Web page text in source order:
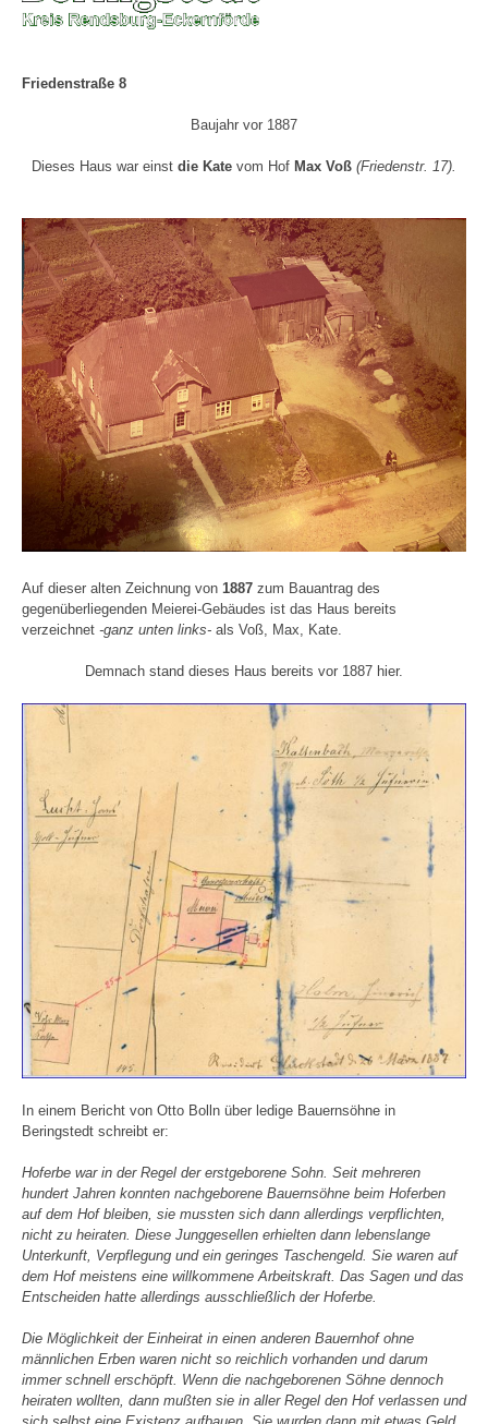
Friedenstraße 8
Baujahr vor 1887
Dieses Haus war einst die Kate vom Hof Max Voß (Friedenstr. 17).
Auf dieser alten Zeichnung von 1887 zum Bauantrag des
gegenüberliegenden Meierei-Gebäudes ist das Haus bereits
verzeichnet -ganz unten links- als Voß, Max, Kate.
Demnach stand dieses Haus bereits vor 1887 hier.
In einem Bericht von Otto Bolln über ledige Bauernsöhne in
Beringstedt schreibt er:
Hoferbe war in der Regel der erstgeborene Sohn. Seit mehreren
hundert Jahren konnten nachgeborene Bauernsöhne beim Hoferben
auf dem Hof bleiben, sie mussten sich dann allerdings verpflichten,
nicht zu heiraten. Diese Junggesellen erhielten dann lebenslange
Unterkunft, Verpflegung und ein geringes Taschengeld. Sie waren auf
dem Hof meistens eine willkommene Arbeitskraft. Das Sagen und das
Entscheiden hatte allerdings ausschließlich der Hoferbe.
Die Möglichkeit der Einheirat in einen anderen Bauernhof ohne
männlichen Erben waren nicht so reichlich vorhanden und darum
immer schnell erschöpft. Wenn die nachgeborenen Söhne dennoch
heiraten wollten, dann mußten sie in aller Regel den Hof verlassen und